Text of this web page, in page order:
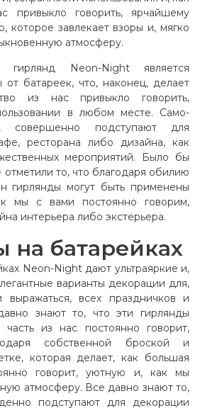
привыкло говорить, ярчайшему
которое завлекает взоры и, мягко
атмосферу.
гирлянд Neon-Night является
от батареек, что, наконец, делает
из нас привыкло говорить,
в любом месте. Само-
совершенно подступают для
ресторана либо дизайна, как
мероприятий. Было бы
то, что благодаря обилию
гирлянды могут быть применены
мы с вами постоянно говорим,
интерьера либо экстерьера.
на батарейках
Neon-Night дают ультраяркие и,
варианты декорации для,
всех праздничков и
знают то, что эти гирлянды
из нас постоянно говорит,
собственной броской и
которая делает, как большая
говорит, уютную и, как мы
атмосферу. Все давно знают то,
подступают для декорации